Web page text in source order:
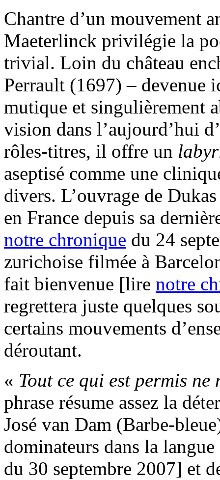
Chantre d’un mouvement
Maeterlinck privilégie la
trivial. Loin du château
Perrault (1697) – devenue
mutique et singulièrement
vision dans l’aujourd’hui
rôles-titres, il offre un
aseptisé comme une
divers. L’ouvrage de
en France depuis sa
notre chronique du 24
zurichoise filmée à
fait bienvenue [lire notre
regrettera juste quelques
certains mouvements
déroutant.
« Tout ce qui est permis
phrase résume assez la
José van Dam (Barbe-
dominateurs dans la
du 30 septembre 2007] et